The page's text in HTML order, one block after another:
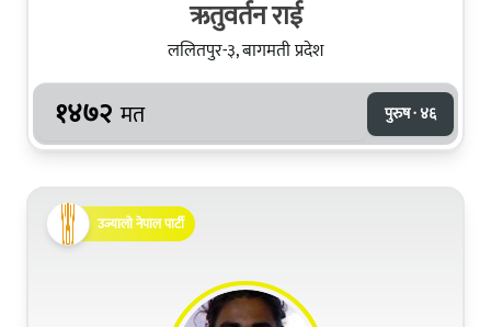
ऋतुवर्तन राई
ललितपुर-३, बागमती प्रदेश
१४७२ मत पुरुष · ४६
उज्यालो नेपाल पार्टी